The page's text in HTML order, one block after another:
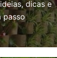
dicas e
passo